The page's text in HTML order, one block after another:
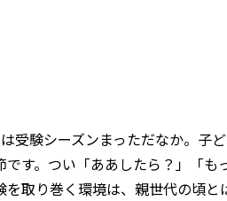
ェア
受験シーズンまっただなか。子
です。つい「ああしたら？」「も
を取り巻く環境は、親世代の頃